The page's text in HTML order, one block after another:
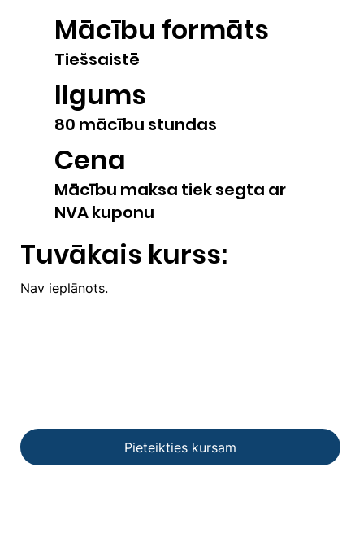
​Mācību formāts
Tiešsaistē
Ilgums
80 mācību stundas
Cena
Mācību maksa tiek segta ar
NVA kuponu
Tuvākais kurss:
Nav ieplānots.
Pieteikties kursam